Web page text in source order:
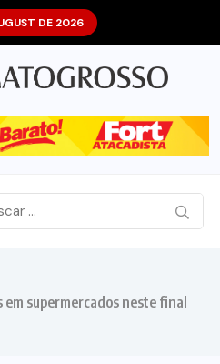
DE 2026
supermercados neste final